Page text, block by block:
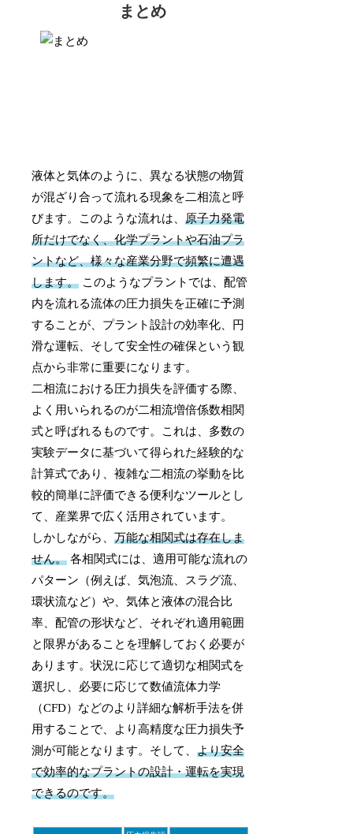
まとめ
液体と気体のように、異なる状態の物質
が混ざり合って流れる現象を二相流と呼
びます。このような流れは、原子力発電
所だけでなく、化学プラントや石油プラ
ントなど、様々な産業分野で頻繁に遭遇
します。 このようなプラントでは、配管
内を流れる流体の圧力損失を正確に予測
することが、プラント設計の効率化、円
滑な運転、そして安全性の確保という観
点から非常に重要になります。
二相流における圧力損失を評価する際、
よく用いられるのが二相流増倍係数相関
式と呼ばれるものです。これは、多数の
実験データに基づいて得られた経験的な
計算式であり、複雑な二相流の挙動を比
較的簡単に評価できる便利なツールとし
て、産業界で広く活用されています。
しかしながら、万能な相関式は存在しま
せん。 各相関式には、適用可能な流れの
パターン（例えば、気泡流、スラグ流、
環状流など）や、気体と液体の混合比
率、配管の形状など、それぞれ適用範囲
と限界があることを理解しておく必要が
あります。状況に応じて適切な相関式を
選択し、必要に応じて数値流体力学
（CFD）などのより詳細な解析手法を併
用することで、より高精度な圧力損失予
測が可能となります。そして、より安全
で効率的なプラントの設計・運転を実現
できるのです。